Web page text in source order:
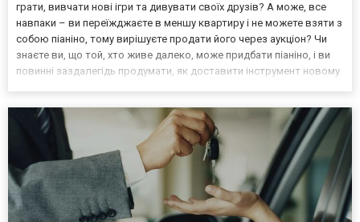
грати, вивчати нові ігри та дивувати своїх друзів? А може, все
навпаки – ви переїжджаєте в меншу квартиру і не можете взяти з
собою піаніно, тому вирішуєте продати його через аукціон? Чи
знаєте ви, що той, хто живе далеко, може придбати піаніно, і ви
повинні заздалегідь продумати, як доставити інструмент новому